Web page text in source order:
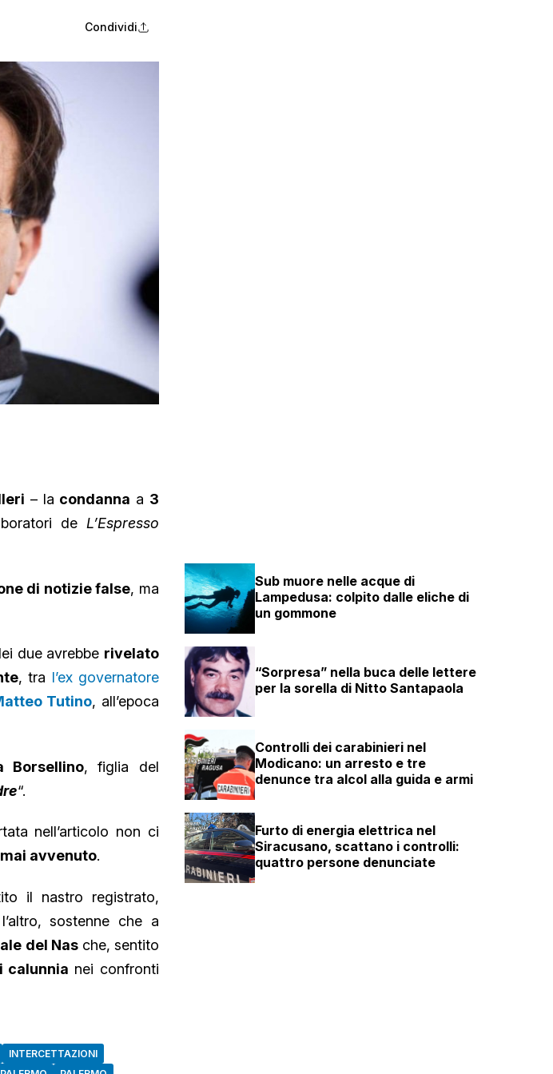
Condividi
– la condanna a 3
de L’Espresso
di notizie false, ma
due avrebbe rivelato
, tra l’ex governatore
Tutino, all’epoca
Borsellino, figlia del
“.
nell’articolo non ci
mai avvenuto.
il nastro registrato,
sostenne che a
del Nasche, sentito
calunnia nei confronti
INTERCETTAZIONI
Sub muore nelle acque di
Lampedusa: colpito dalle eliche di
un gommone
“Sorpresa” nella buca delle lettere
per la sorella di Nitto Santapaola
Controlli dei carabinieri nel
Modicano: un arresto e tre
denunce tra alcol alla guida e armi
Furto di energia elettrica nel
Siracusano, scattano i controlli:
quattro persone denunciate